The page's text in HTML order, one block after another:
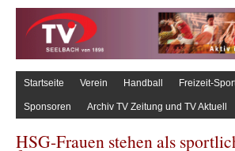
Startseite Verein Handball Freizeit-
Sponsoren Archiv TV Zeitung und TV Aktuell
HSG-Frauen stehen als